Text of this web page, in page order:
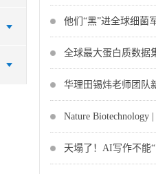
他们“黑”进全球细菌
全球最大蛋白质数据
华理田锡炜老师团队
Nature
天塌了！AI写作不能